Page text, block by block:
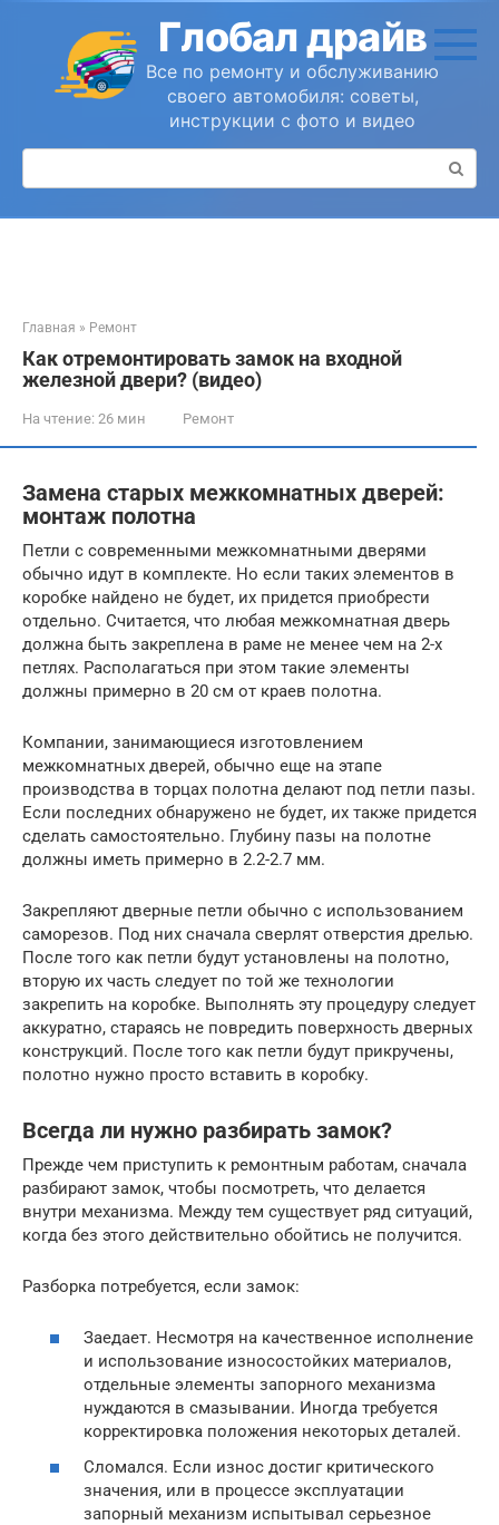
контенту
Глобал драйв
Все по ремонту и обслуживанию
своего автомобиля: советы,
инструкции с фото и видео
Поиск:
Главная » Ремонт
Как отремонтировать замок на входной
железной двери? (видео)
На чтение: 26 мин Ремонт
Замена старых межкомнатных дверей:
монтаж полотна
Петли с современными межкомнатными дверями
обычно идут в комплекте. Но если таких элементов в
коробке найдено не будет, их придется приобрести
отдельно. Считается, что любая межкомнатная дверь
должна быть закреплена в раме не менее чем на 2-х
петлях. Располагаться при этом такие элементы
должны примерно в 20 см от краев полотна.
Компании, занимающиеся изготовлением
межкомнатных дверей, обычно еще на этапе
производства в торцах полотна делают под петли пазы.
Если последних обнаружено не будет, их также придется
сделать самостоятельно. Глубину пазы на полотне
должны иметь примерно в 2.2-2.7 мм.
Закрепляют дверные петли обычно с использованием
саморезов. Под них сначала сверлят отверстия дрелью.
После того как петли будут установлены на полотно,
вторую их часть следует по той же технологии
закрепить на коробке. Выполнять эту процедуру следует
аккуратно, стараясь не повредить поверхность дверных
конструкций. После того как петли будут прикручены,
полотно нужно просто вставить в коробку.
Всегда ли нужно разбирать замок?
Прежде чем приступить к ремонтным работам, сначала
разбирают замок, чтобы посмотреть, что делается
внутри механизма. Между тем существует ряд ситуаций,
когда без этого действительно обойтись не получится.
Разборка потребуется, если замок:
Заедает. Несмотря на качественное исполнение
и использование износостойких материалов,
отдельные элементы запорного механизма
нуждаются в смазывании. Иногда требуется
корректировка положения некоторых деталей.
Сломался. Если износ достиг критического
значения, или в процессе эксплуатации
запорный механизм испытывал серьезное